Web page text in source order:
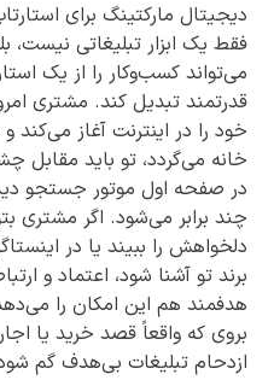
دیجیتال مارکتینگ برای
فقط یک ابزار تبلیغاتی نیست،
می‌تواند کسب‌وکار را از یک
قدرتمند تبدیل کند. مشتری
خود را در اینترنت آغاز
خانه می‌گردد، تو باید
در صفحه اول موتور جستجو
چند برابر می‌شود. اگر مشتری
دلخواهش را ببیند یا در
برند تو آشنا شود، اعتماد و
هدفمند هم این امکان را
بروی که واقعاً قصد خرید یا
ازدحام تبلیغات بی‌هدف گم